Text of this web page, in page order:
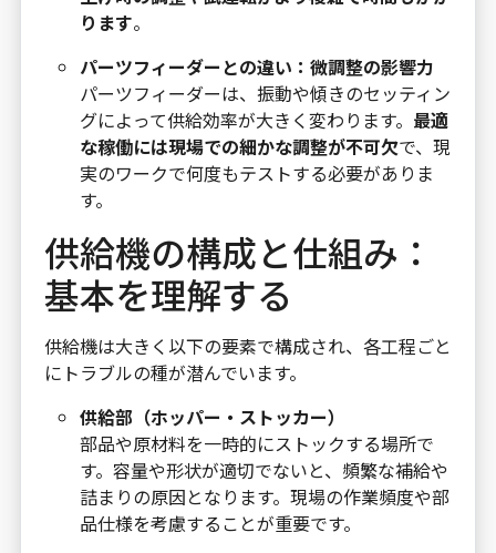
ります。
パーツフィーダーとの違い：微調整の影響力
パーツフィーダーは、振動や傾きのセッティン
グによって供給効率が大きく変わります。 最適
な稼働には現場での細かな調整が不可欠で、現
実のワークで何度もテストする必要がありま
す。
供給機の構成と仕組み：
基本を理解する
供給機は大きく以下の要素で構成され、各工程ごと
にトラブルの種が潜んでいます。
供給部（ホッパー・ストッカー）
部品や原材料を一時的にストックする場所で
す。容量や形状が適切でないと、頻繁な補給や
詰まりの原因となります。現場の作業頻度や部
品仕様を考慮することが重要です。